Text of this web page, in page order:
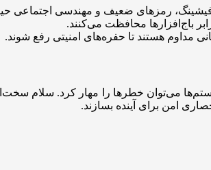
فیشینگ، رمزهای ضعیف و مهندسی اجتماعی
باج‌افزارها محافظت می‌کنند.
مداوم هستند تا حفره‌های امنیتی رفع شوند.
می‌توان خطرها را مهار کرد. سلام
امن برای آینده بسازند.